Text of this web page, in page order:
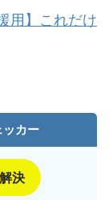
用】これだけ
ッカー
決